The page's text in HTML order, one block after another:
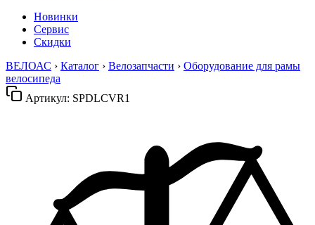
Новинки
Сервис
Скидки
ВЕЛОАС › Каталог › Велозапчасти › Оборудование для рамы
велосипеда
Артикул: SPDLCVR1